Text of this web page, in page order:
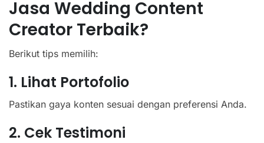
Jasa Wedding Content
Creator Terbaik?
Berikut tips memilih:
1. Lihat Portofolio
Pastikan gaya konten sesuai dengan preferensi Anda.
2. Cek Testimoni